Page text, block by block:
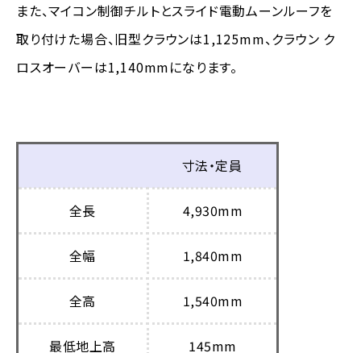
また、マイコン制御チルトとスライド電動ムーンルーフを
取り付けた場合、旧型クラウンは1,125mm、クラウン ク
ロスオーバーは1,140mmになります。
寸法・定員
全長 4,930mm
全幅 1,840mm
全高 1,540mm
最低地上高 145mm